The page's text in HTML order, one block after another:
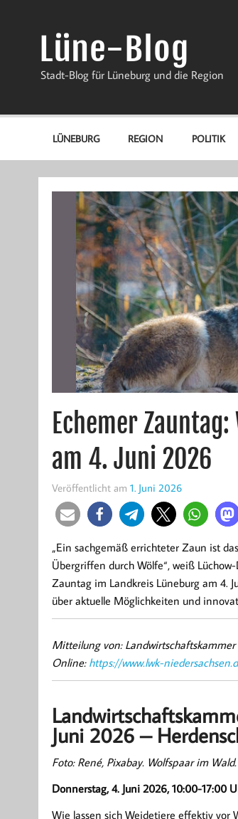
Lüne-Blog
Stadt-Blog für Lüneburg und die Region
LÜNEBURG REGION POLITIK
Echemer
am 4. Juni 2026
Veröffentlicht am 1. Juni 2026
„Ein sachgemäß errichteter Zaun ist
Übergriffen durch Wölfe“, weiß
Zauntag im Landkreis Lüneburg am 4.
über aktuelle Möglichkeiten und
Mitteilung von:
Online: https://www.lwk-
Juni 2026 –
Foto: René, Pixabay. Wolfspaar im Wald.
Donnerstag, 4. Juni 2026, 10:00-17:00
Wie lassen sich Weidetiere effektiv vor